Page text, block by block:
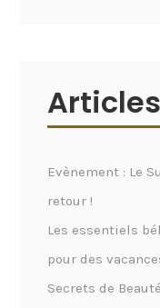
Evènement : Le
retour !
Les essentiels
pour des
Secrets de